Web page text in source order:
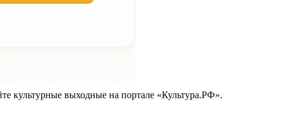
культурные выходные на портале «Культура.РФ».